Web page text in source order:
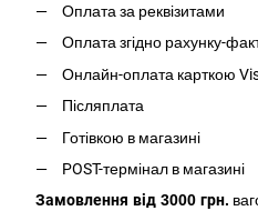
Оплата за реквізитами
Оплата згідно рахунку-
Онлайн-оплата карткою
Післяплата
Готівкою в магазині
POST-термінал в магазині
Замовлення від 3000 грн.